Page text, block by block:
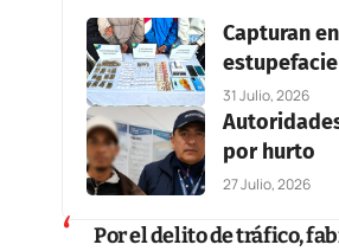
Capturan
31 Julio, 2026
por hurto
27 Julio, 2026
Por el delito de tráfico,